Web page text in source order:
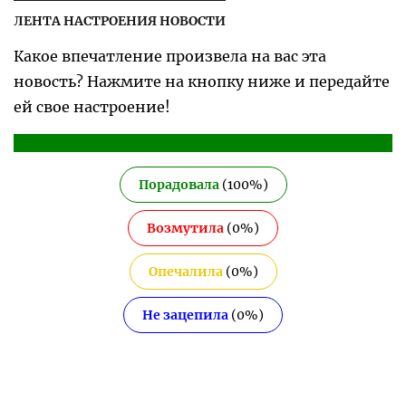
ЛЕНТА НАСТРОЕНИЯ НОВОСТИ
Какое впечатление произвела на вас эта
новость? Нажмите на кнопку ниже и передайте
ей свое настроение!
Порадовала(100%)
Возмутила (0%)
Опечалила(0%)
Не зацепила (0%)